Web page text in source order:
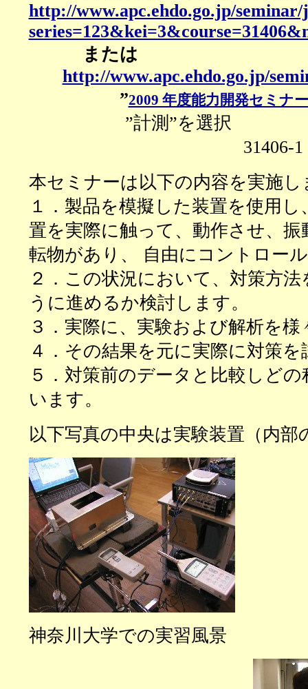
http://www.apc.ehdo.go.jp/
または
http://www.apc.ehdo.go.jp/
”2009 年度能力開発セミナ
”計測”を選択
31406-
本セミナーは以下の内容を実施し
１．製品を模擬した装置を使用
置を実際に触って、動作させ、
転物があり、 自由にコントロー
２．この状況において、対策方
うに進めるか検討します。
３．実際に、実験および解析を
４．その結果を元に実際に対策を
５．対策前のデータと比較しど
います。
以下写真の中央は実験装置（内
神奈川大学での実習風景